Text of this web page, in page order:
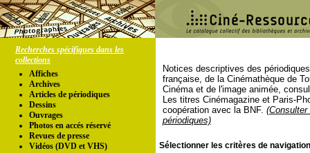
Recherches spécifiques dans les
collections
Affiches
Archives
Articles de périodiques
Dessins
Ouvrages
Photos en accés réservé
Revues de presse
Vidéos (DVD et VHS)
Notices descriptives des
française, de la Cinémathèque de
Cinéma et de l'image animée,
Les titres Cinémagazine et Paris-
coopération avec la BNF.
périodiques)
Sélectionner les critères de